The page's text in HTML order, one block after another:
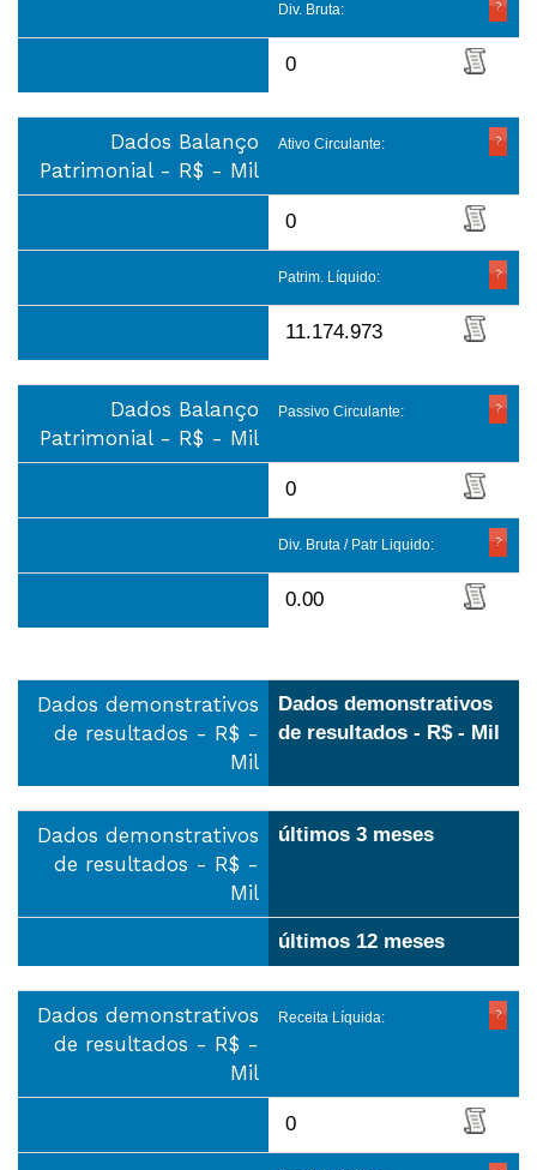
Div. Bruta:
0
Dados Balanço
Patrimonial - R$ - Mil
Ativo Circulante:
0
Patrim. Líquido:
11.174.973
Dados Balanço
Patrimonial - R$ - Mil
Passivo Circulante:
0
Div. Bruta / Patr Liquido:
0.00
Dados demonstrativos
de resultados - R$ -
Mil
Dados demonstrativos
de resultados - R$ - Mil
Dados demonstrativos
de resultados - R$ -
Mil
últimos 3 meses
últimos 12 meses
Dados demonstrativos
de resultados - R$ -
Mil
Receita Líquida:
0